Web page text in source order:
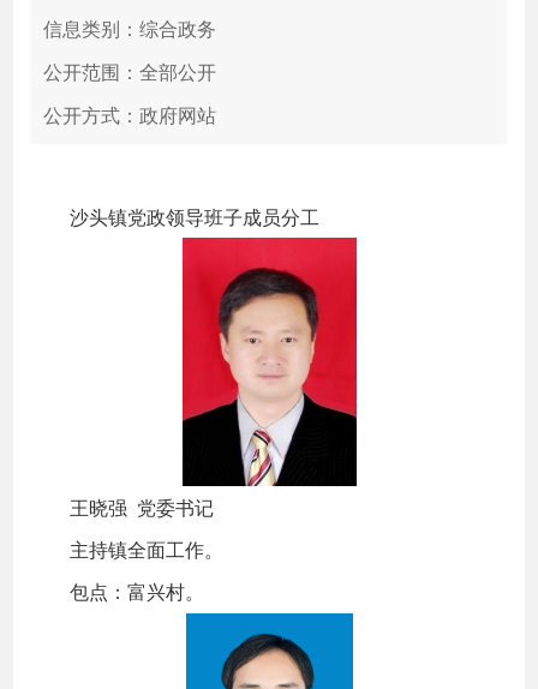
信息类别：综合政务
公开范围：全部公开
公开方式：政府网站
沙头镇党政领导班子成员分工
王晓强 党委书记
主持镇全面工作。
包点：富兴村。